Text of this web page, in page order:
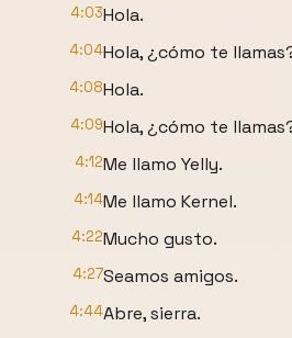
4:03Hola.
4:04Hola, ¿cómo te
4:08Hola.
4:09Hola, ¿cómo te
4:12Me llamo Yelly.
4:14Me llamo Kernel.
4:22Mucho gusto.
4:27Seamos amigos.
4:44Abre, sierra.